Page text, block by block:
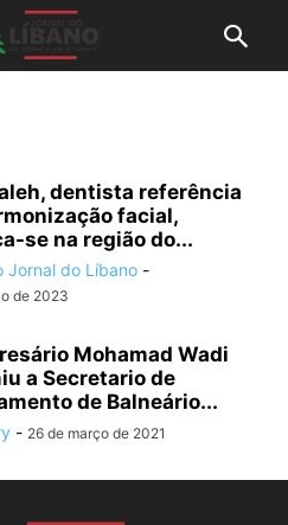
dentista referência
facial,
se na região do...
Jornal do Líbano -
de 2023
Mohamad Wadi
a Secretario de
de Balneário...
- 26 de março de 2021